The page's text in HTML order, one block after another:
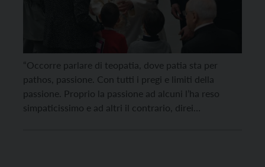
“Occorre parlare di teopatia, dove patia sta per
pathos, passione. Con tutti i pregi e limiti della
passione. Proprio la passione ad alcuni l’ha reso
simpaticissimo e ad altri il contrario, direi